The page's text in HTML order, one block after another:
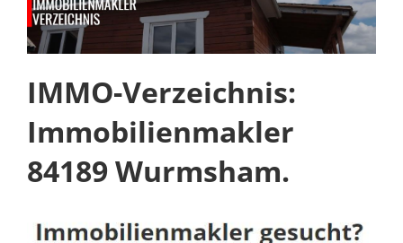
IMMO-Verzeichnis:
Immobilienmakler
84189 Wurmsham.